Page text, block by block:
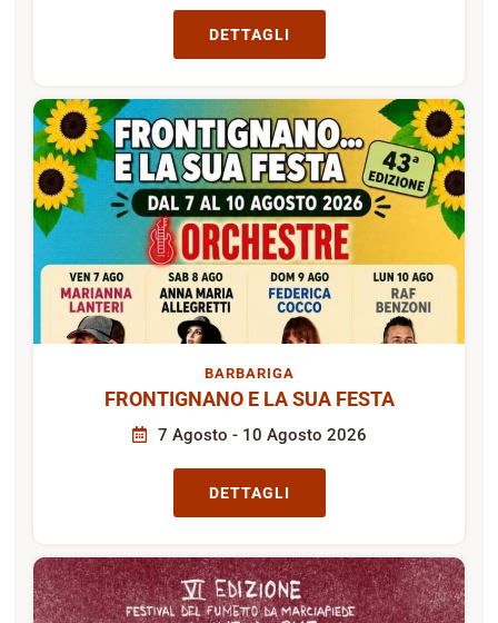
DETTAGLI
BARBARIGA
FRONTIGNANO E LA SUA FESTA
7 Agosto - 10 Agosto 2026
DETTAGLI